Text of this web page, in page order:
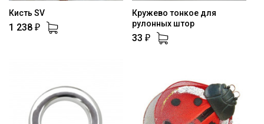
Кисть SV
1 238 ₽
Кружево тонкое для
рулонных штор
33 ₽